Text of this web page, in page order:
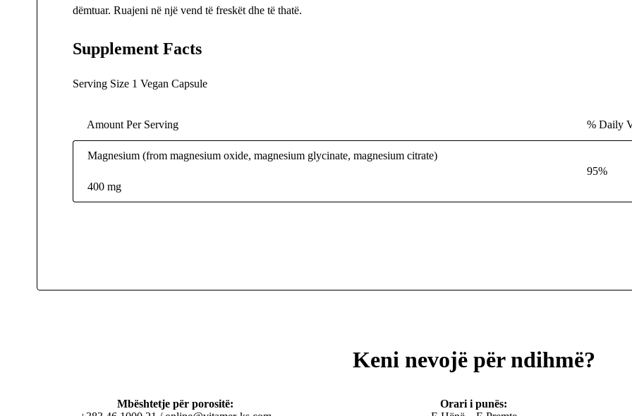
dëmtuar. Ruajeni në një vend të freskët dhe të thatë.
Supplement Facts
Serving Size 1 Vegan Capsule
Amount Per Serving % Daily
Magnesium (from magnesium oxide, magnesium glycinate, magnesium citrate)
400 mg
95%
Keni nevojë për ndihmë?
Mbështetje për porositë:
Orari i punës: